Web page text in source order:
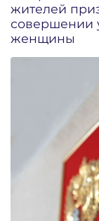
жителей
совершении
женщины